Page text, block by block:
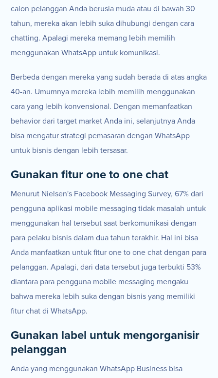
calon pelanggan Anda berusia muda atau di bawah 30
tahun, mereka akan lebih suka dihubungi dengan cara
chatting. Apalagi mereka memang lebih memilih
menggunakan WhatsApp untuk komunikasi.
Berbeda dengan mereka yang sudah berada di atas angka
40-an. Umumnya mereka lebih memilih menggunakan
cara yang lebih konvensional. Dengan memanfaatkan
behavior dari target market Anda ini, selanjutnya Anda
bisa mengatur strategi pemasaran dengan WhatsApp
untuk bisnis dengan lebih tersasar.
Gunakan fitur one to one chat
Menurut Nielsen's Facebook Messaging Survey, 67% dari
pengguna aplikasi mobile messaging tidak masalah untuk
menggunakan hal tersebut saat berkomunikasi dengan
para pelaku bisnis dalam dua tahun terakhir. Hal ini bisa
Anda manfaatkan untuk fitur one to one chat dengan para
pelanggan. Apalagi, dari data tersebut juga terbukti 53%
diantara para pengguna mobile messaging mengaku
bahwa mereka lebih suka dengan bisnis yang memiliki
fitur chat di WhatsApp.
Gunakan label untuk mengorganisir
pelanggan
Anda yang menggunakan WhatsApp Business bisa